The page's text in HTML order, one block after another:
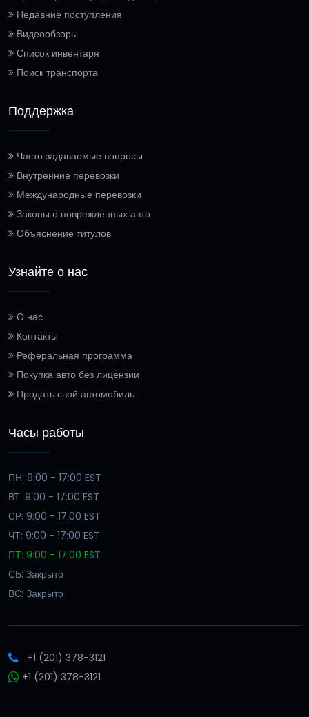
Недавние поступления
Видеообзоры
Список инвентаря
Поиск транспорта
Поддержка
Часто задаваемые вопросы
Внутренние перевозки
Международные перевозки
Законы о поврежденных авто
Объяснение титулов
Узнайте о нас
О нас
Контакты
Реферальная программа
Покупка авто без лицензии
Продать свой автомобиль
Часы работы
ПН: 9:00 - 17:00 EST
ВТ: 9:00 - 17:00 EST
СР: 9:00 - 17:00 EST
ЧТ: 9:00 - 17:00 EST
ПТ: 9:00 - 17:00 EST
СБ: Закрыто
ВС: Закрыто
+1 (201) 378-3121
+1 (201) 378-3121